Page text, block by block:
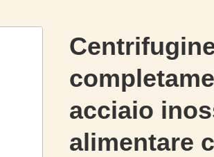
acciaio
alimentare